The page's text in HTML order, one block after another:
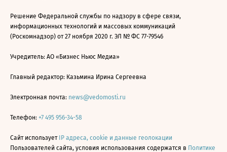
Решение Федеральной службы по надзору в сфере связи,
информационных технологий и массовых коммуникаций
(Роскомнадзор) от 27 ноября 2020 г. ЭЛ № ФС 77-79546
Учредитель: АО «Бизнес Ньюс Медиа»
Главный редактор: Казьмина Ирина Сергеевна
Электронная почта: news@vedomosti.ru
Телефон: +7 495 956-34-58
Сайт использует IP адреса, cookie и данные геолокации
Пользователей сайта, условия использования содержатся в Политике